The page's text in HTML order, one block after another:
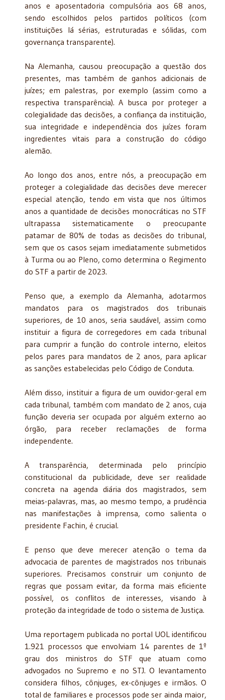
anos e aposentadoria compulsória aos 68 anos,
sendo escolhidos pelos partidos políticos (com
instituições lá sérias, estruturadas e sólidas, com
governança transparente).
Na Alemanha, causou preocupação a questão dos
presentes, mas também de ganhos adicionais de
juízes; em palestras, por exemplo (assim como a
respectiva transparência). A busca por proteger a
colegialidade das decisões, a confiança da instituição,
sua integridade e independência dos juízes foram
ingredientes vitais para a construção do código
alemão.
Ao longo dos anos, entre nós, a preocupação em
proteger a colegialidade das decisões deve merecer
especial atenção, tendo em vista que nos últimos
anos a quantidade de decisões monocráticas no STF
ultrapassa sistematicamente o preocupante
patamar de 80% de todas as decisões do tribunal,
sem que os casos sejam imediatamente submetidos
à Turma ou ao Pleno, como determina o Regimento
do STF a partir de 2023.
Penso que, a exemplo da Alemanha, adotarmos
mandatos para os magistrados dos tribunais
superiores, de 10 anos, seria saudável, assim como
instituir a figura de corregedores em cada tribunal
para cumprir a função do controle interno, eleitos
pelos pares para mandatos de 2 anos, para aplicar
as sanções estabelecidas pelo Código de Conduta.
Além disso, instituir a figura de um ouvidor-geral em
cada tribunal, também com mandato de 2 anos, cuja
função deveria ser ocupada por alguém externo ao
órgão, para receber reclamações de forma
independente.
A transparência, determinada pelo princípio
constitucional da publicidade, deve ser realidade
concreta na agenda diária dos magistrados, sem
meias-palavras, mas, ao mesmo tempo, a prudência
nas manifestações à imprensa, como salienta o
presidente Fachin, é crucial.
E penso que deve merecer atenção o tema da
advocacia de parentes de magistrados nos tribunais
superiores. Precisamos construir um conjunto de
regras que possam evitar, da forma mais eficiente
possível, os conflitos de interesses, visando à
proteção da integridade de todo o sistema de Justiça.
Uma reportagem publicada no portal UOL identificou
1.921 processos que envolviam 14 parentes de 1º
grau dos ministros do STF que atuam como
advogados no Supremo e no STJ. O levantamento
considera filhos, cônjuges, ex-cônjuges e irmãos. O
total de familiares e processos pode ser ainda maior,